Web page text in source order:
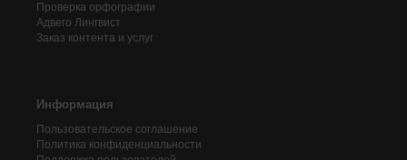
Проверка орфографии
Адвего Лингвист
Заказ контента и услуг
Информация
Пользовательское соглашение
Политика конфиденциальности